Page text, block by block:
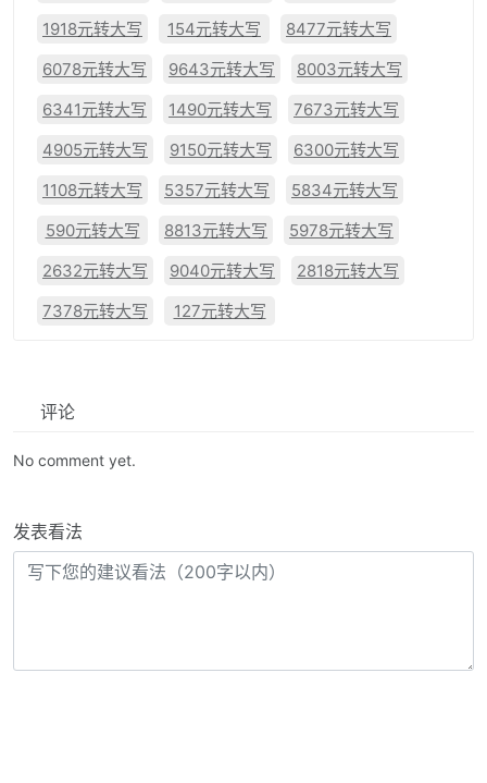
1918元转大写
154元转大写
8477元转大写
6078元转大写
9643元转大写
8003元转大写
6341元转大写
1490元转大写
7673元转大写
4905元转大写
9150元转大写
6300元转大写
1108元转大写
5357元转大写
5834元转大写
590元转大写
8813元转大写
5978元转大写
2632元转大写
9040元转大写
2818元转大写
7378元转大写
127元转大写
评论
No comment yet.
发表看法